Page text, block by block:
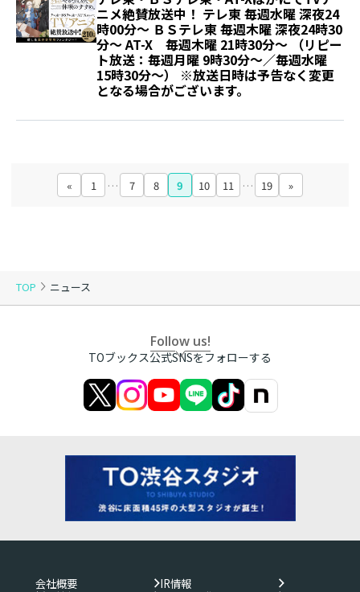
TOP ニュース
ニメ絶賛放送中！ テレ東 毎週水曜 深夜24
時00分～ ＢＳテレ東 毎週木曜 深夜24時30
分～ AT-X 毎週木曜 21時30分～ （リピー
ト放送：毎週月曜 9時30分～／毎週水曜
15時30分～） ※放送日時は予告なく変更
となる場合がございます。
« 1 … 7 8 9 10 11 … 19 »
Follow us!
TOブックス公式SNSをフォローする
会社概要
IR情報